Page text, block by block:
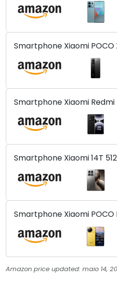
(Pacote de carregador
(Ocean Teal (ROM))
Smartphone Xiaomi POCO
8+256GB/12+256GB/
Smartphone Xiaomi Redmi
Midnight Black (Preto)
[ 24090RA29G ]
Smartphone Xiaomi 14T
Leica, Cinza - no Brasil
Smartphone Xiaomi POCO
256GB/16+512GB
Top de Linha Chip
Pesados Tela Flow AMOLED
Amazon price updated: maio 14,